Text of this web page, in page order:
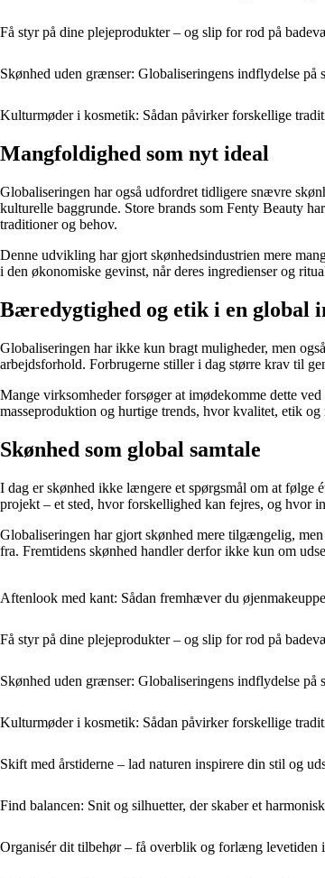
Få styr på dine plejeprodukter – og slip for rod på
Skønhed uden grænser: Globaliseringens indflydelse på
Kulturmøder i kosmetik: Sådan påvirker forskellige
Mangfoldighed som nyt ideal
Globaliseringen har også udfordret tidligere snævre
kulturelle baggrunde. Store brands som Fenty Beauty
traditioner og behov.
Denne udvikling har gjort skønhedsindustrien mere
i den økonomiske gevinst, når deres ingredienser og
Bæredygtighed og etik i en global
Globaliseringen har ikke kun bragt muligheder, men
arbejdsforhold. Forbrugerne stiller i dag større krav til
Mange virksomheder forsøger at imødekomme dette
masseproduktion og hurtige trends, hvor kvalitet, etik
Skønhed som global samtale
I dag er skønhed ikke længere et spørgsmål om at følge
projekt – et sted, hvor forskellighed kan fejres, og hvor
Globaliseringen har gjort skønhed mere tilgængelig,
fra. Fremtidens skønhed handler derfor ikke kun om
Aftenlook med kant: Sådan fremhæver du
Få styr på dine plejeprodukter – og slip for rod på
Skønhed uden grænser: Globaliseringens indflydelse på
Kulturmøder i kosmetik: Sådan påvirker forskellige
Skift med årstiderne – lad naturen inspirere din stil og
Find balancen: Snit og silhuetter, der skaber et
Organisér dit tilbehør – få overblik og forlæng levetiden i